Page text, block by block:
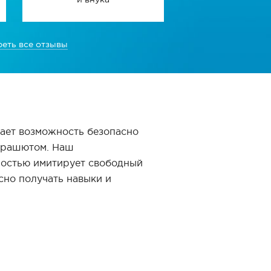
все отзывы
возможность безопасно
Наш
имитирует свободный
получать навыки и